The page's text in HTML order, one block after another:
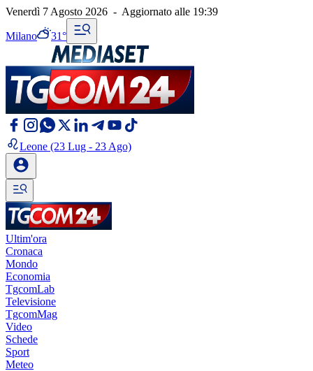
Venerdì 7 Agosto 2026 - Aggiornato alle 19:39
Milano 31°
Leone (23 Lug - 23 Ago)
Ultim'ora
Cronaca
Mondo
Economia
TgcomLab
Televisione
TgcomMag
Video
Schede
Sport
Meteo